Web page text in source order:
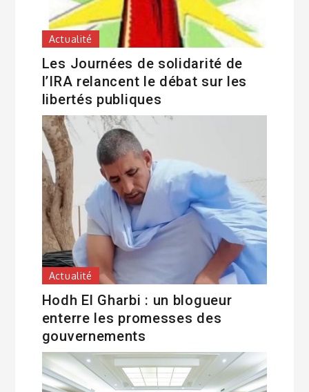
Actualité
Les Journées de solidarité de
l’IRA relancent le débat sur les
libertés publiques
Actualité
Hodh El Gharbi : un blogueur
enterre les promesses des
gouvernements